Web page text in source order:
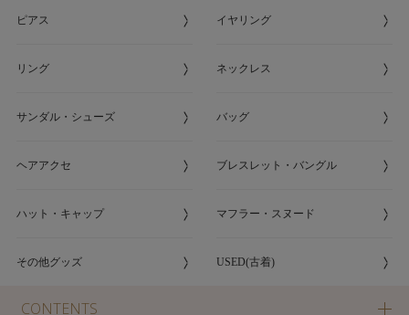
ピアス イヤリング
リング ネックレス
サンダル・シューズ バッグ
ヘアアクセ ブレスレット・バングル
ハット・キャップ マフラー・スヌード
その他グッズ USED(古着)
CONTENTS